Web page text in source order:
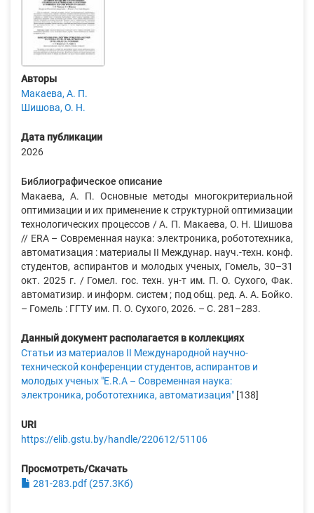
Авторы
Макаева, А. П.
Шишова, О. Н.
Дата публикации
2026
Библиографическое описание
Макаева, А. П. Основные методы многокритериальной
оптимизации и их применение к структурной оптимизации
технологических процессов / А. П. Макаева, О. Н. Шишова
// ERA – Современная наука: электроника, робототехника,
автоматизация : материалы II Междунар. науч.-техн. конф.
студентов, аспирантов и молодых ученых, Гомель, 30–31
окт. 2025 г. / Гомел. гос. техн. ун-т им. П. О. Сухого, Фак.
автоматизир. и информ. систем ; под общ. ред. А. А. Бойко.
– Гомель : ГГТУ им. П. О. Сухого, 2026. – С. 281–283.
Данный документ располагается в коллекциях
Статьи из материалов II Международной научно-
технической конференции студентов, аспирантов и
молодых ученых "E.R.A – Современная наука:
электроника, робототехника, автоматизация" [138]
URI
https://elib.gstu.by/handle/220612/51106
Просмотреть/Скачать
281-283.pdf (257.3Кб)